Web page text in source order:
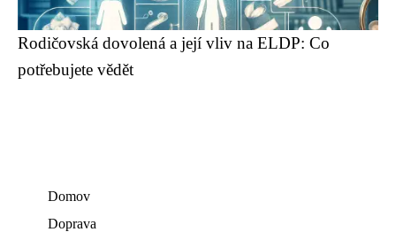
Rodičovská dovolená a její vliv na ELDP: Co
potřebujete vědět
Domov
Doprava